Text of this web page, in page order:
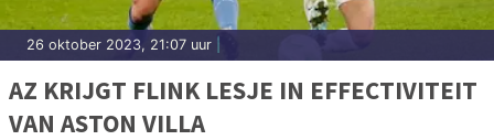
26 oktober 2023, 21:07 uur
AZ KRIJGT FLINK LESJE IN EFFECTIVITEIT
VAN ASTON VILLA